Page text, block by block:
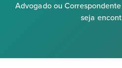
Advogado ou
seja